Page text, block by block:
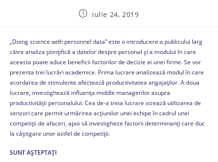
iulie 24, 2019
„Doing science with personnel data” este o introducere a publicului larg
către analiza științifică a datelor despre personal și a modului în care
aceasta poate aduce beneficii factorilor de decizie ai unei firme. Se vor
prezenta trei lucrări academice. Prima lucrare analizează modul în care
acordarea de stimulente afectează productivitatea angajaților. A doua
lucrare, investighează influența middle managerilor asupra
productivității personalului. Cea de-a treia lucrare vizează utilizarea de
senzori care permit urmărirea acțiunilor unei echipe în cadrul unei
competiții de afaceri, apoi să investigheze factorii determinanți care duc
la câștigare unor astfel de competiții.
SUNT AȘTEPTAȚI